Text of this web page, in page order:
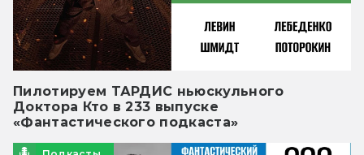
Пилотируем ТАРДИС ньюскульного
Доктора Кто в 233 выпуске
«Фантастического подкаста»